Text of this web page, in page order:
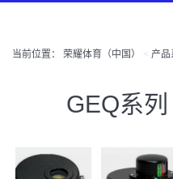
当前位置： 荣耀体育（中国） < 产品
GEQ系